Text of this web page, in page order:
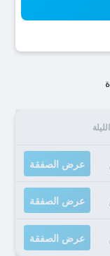
عرض الصفقة
عرض الصفقة
عرض الصفقة